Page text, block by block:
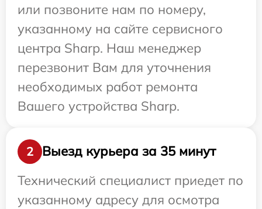
или позвоните нам по номеру,
указанному на сайте сервисного
центра Sharp. Наш менеджер
перезвонит Вам для уточнения
необходимых работ ремонта
Вашего устройства Sharp.
2
Выезд курьера за 35 минут
Технический специалист приедет по
указанному адресу для осмотра